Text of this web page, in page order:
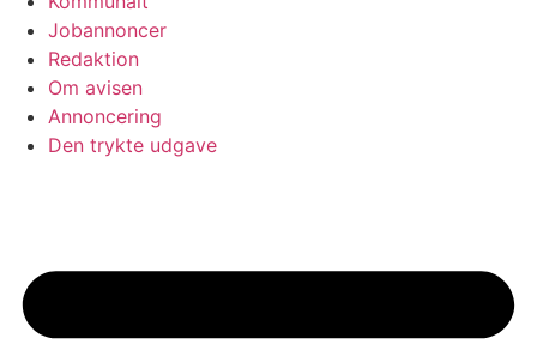
Jobannoncer
Redaktion
Om avisen
Annoncering
Den trykte udgave